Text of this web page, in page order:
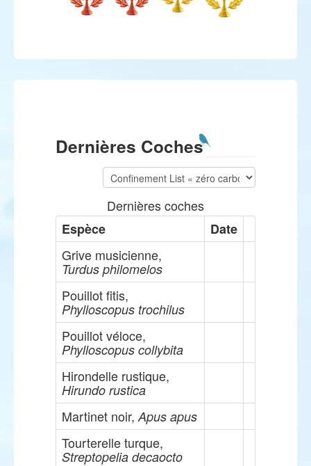
Dernières Coches
Dernières coches
Espèce
Date
Grive musicienne,
Turdus philomelos
Pouillot fitis,
Phylloscopus trochilus
Pouillot véloce,
Phylloscopus collybita
Hirondelle rustique,
Hirundo rustica
Martinet noir, Apus apus
Tourterelle turque,
Streptopelia decaocto